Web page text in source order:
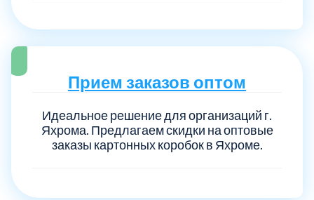
Прием заказов оптом
Идеальное решение для организаций г.
Яхрома. Предлагаем скидки на оптовые
заказы картонных коробок в Яхроме.